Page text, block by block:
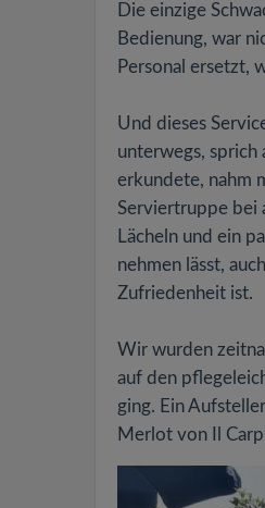
Die einzige
Bedienung, war
Personal ersetzt,
Und dieses
unterwegs, sprich
erkundete, nahm
Serviertruppe bei
Lächeln und ein
nehmen lässt,
Zufriedenheit ist.
Wir wurden
auf den
ging. Ein
Merlot von Il